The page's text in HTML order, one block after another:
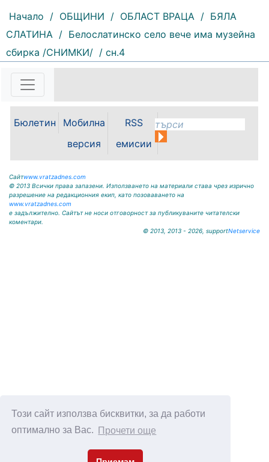
Този сайт използва бисквитки, за да работи
оптимално за Вас.
Прочети още
175 | 2026-08-06 09:55:43
С футболна среща между
Кнежа/ и "Ботев" /Враца/ ще
бъде открит градския стадион в
Кнежа. Спортното съоръжение
носи името на легендарния
вратар от близкото минало
Начало / ОБЩИНИ / ОБЛАСТ ВРАЦА / БЯЛА
СЛАТИНА / Белослатинско село вече има музейна
сбирка /СНИМКИ/ / сн.4
Бюлетин
Мобилна
версия
RSS
емисии
Сайтwww.vratzadnes.com
© 2013 Всички права запазени. Използването на материали става чрез изрично
разрешение на редакционния екип, като позоваването на
www.vratzadnes.com
е задължително. Сайтът не носи отговорност за публикуваните читателски
коментари.
© 2013, 2013 - 2026, supportNetservice